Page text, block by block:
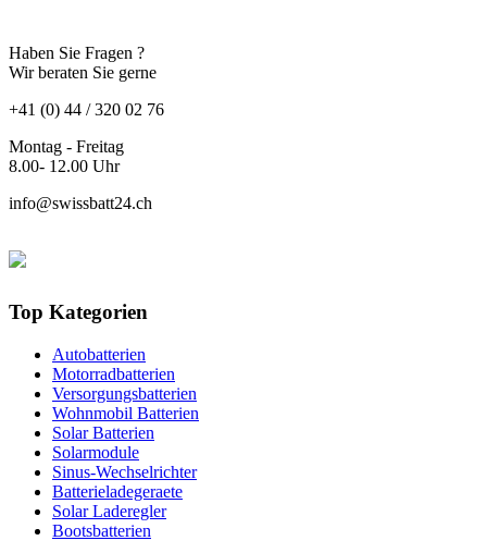
Haben Sie Fragen ?
Wir beraten Sie gerne
+41 (0) 44 / 320 02 76
Montag - Freitag
8.00- 12.00 Uhr
info@swissbatt24.ch
Top Kategorien
Autobatterien
Motorradbatterien
Versorgungsbatterien
Wohnmobil Batterien
Solar Batterien
Solarmodule
Sinus-Wechselrichter
Batterieladegeraete
Solar Laderegler
Bootsbatterien